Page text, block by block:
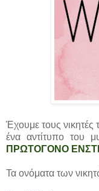
Έχουμε τους
ένα αντίτυπο του
ΠΡΩΤΟΓΟΝΟ
Τα ονόματα των